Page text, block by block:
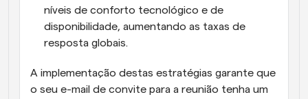
níveis de conforto tecnológico e de
disponibilidade, aumentando as taxas de
resposta globais.
A implementação destas estratégias garante que
o seu e-mail de convite para a reunião tenha um